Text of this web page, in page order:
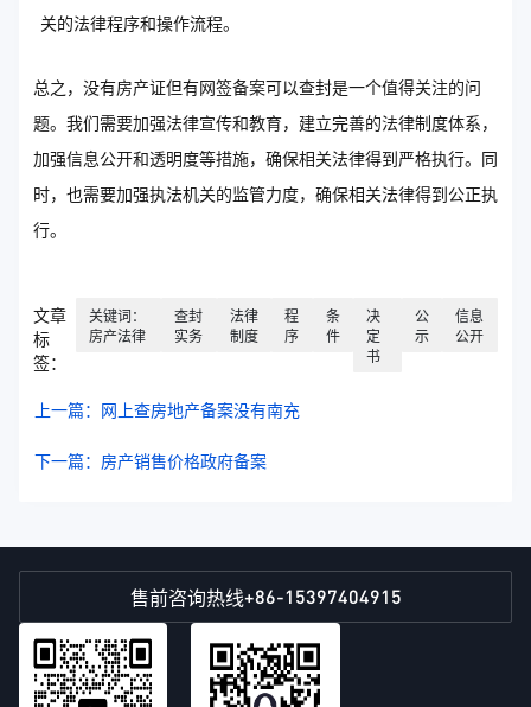
关的法律程序和操作流程。
总之，没有房产证但有网签备案可以查封是一个值得关注的问
题。我们需要加强法律宣传和教育，建立完善的法律制度体系，
加强信息公开和透明度等措施，确保相关法律得到严格执行。同
时，也需要加强执法机关的监管力度，确保相关法律得到公正执
行。
文章
标
签：
关键词：
房产法律
查封
实务
法律
制度
程
序
条
件
决
定
书
公
示
信息
公开
上一篇：网上查房地产备案没有南充
下一篇：房产销售价格政府备案
售前咨询热线+86-15397404915